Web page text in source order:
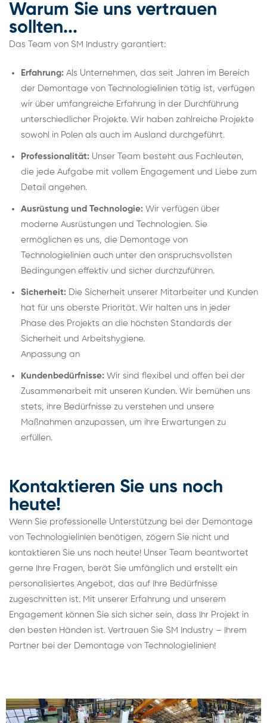
Warum Sie uns vertrauen
sollten...
Das Team von SM Industry garantiert:
Erfahrung: Als Unternehmen, das seit Jahren im Bereich
der Demontage von Technologielinien tätig ist, verfügen
wir über umfangreiche Erfahrung in der Durchführung
unterschiedlicher Projekte. Wir haben zahlreiche Projekte
sowohl in Polen als auch im Ausland durchgeführt.
Professionalität: Unser Team besteht aus Fachleuten,
die jede Aufgabe mit vollem Engagement und Liebe zum
Detail angehen.
Ausrüstung und Technologie: Wir verfügen über
moderne Ausrüstungen und Technologien. Sie
ermöglichen es uns, die Demontage von
Technologielinien auch unter den anspruchsvollsten
Bedingungen effektiv und sicher durchzuführen.
Sicherheit: Die Sicherheit unserer Mitarbeiter und Kunden
hat für uns oberste Priorität. Wir halten uns in jeder
Phase des Projekts an die höchsten Standards der
Sicherheit und Arbeitshygiene.
Anpassung an
Kundenbedürfnisse: Wir sind flexibel und offen bei der
Zusammenarbeit mit unseren Kunden. Wir bemühen uns
stets, ihre Bedürfnisse zu verstehen und unsere
Maßnahmen anzupassen, um ihre Erwartungen zu
erfüllen.
Kontaktieren Sie uns noch
heute!
Wenn Sie professionelle Unterstützung bei der Demontage
von Technologielinien benötigen, zögern Sie nicht und
kontaktieren Sie uns noch heute! Unser Team beantwortet
gerne Ihre Fragen, berät Sie umfänglich und erstellt ein
personalisiertes Angebot, das auf Ihre Bedürfnisse
zugeschnitten ist. Mit unserer Erfahrung und unserem
Engagement können Sie sich sicher sein, dass Ihr Projekt in
den besten Händen ist. Vertrauen Sie SM Industry – Ihrem
Partner bei der Demontage von Technologielinien!